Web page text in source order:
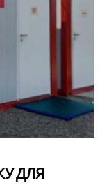
ДЛЯ